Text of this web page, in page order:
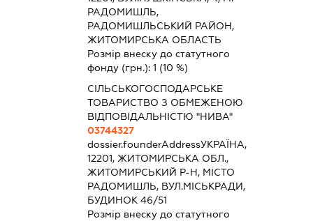
РАДОМИШЛЬ,
РАДОМИШЛЬСЬКИЙ РАЙОН,
ЖИТОМИРСЬКА ОБЛАСТЬ
Розмір внеску до статутного
фонду (грн.): 1 (10 %)
СІЛЬСЬКОГОСПОДАРСЬКЕ
ТОВАРИСТВО З ОБМЕЖЕНОЮ
ВІДПОВІДАЛЬНІСТЮ "НИВА"
03744327
dossier.founderAddressУКРАЇНА,
12201, ЖИТОМИРСЬКА ОБЛ.,
ЖИТОМИРСЬКИЙ Р-Н, МІСТО
РАДОМИШЛЬ, ВУЛ.МІСЬКРАДИ,
БУДИНОК 46/51
Розмір внеску до статутного